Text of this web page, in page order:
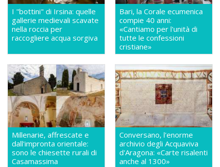
I "bottini" di Irsina: quelle
gallerie medievali scavate
nella roccia per
raccogliere acqua sorgiva
Bari, la Corale ecumenica
compie 40 anni:
«Cantiamo per l'unità di
tutte le confessioni
cristiane»
Millenarie, affrescate e
dall'impronta orientale:
sono le chiesette rurali di
Casamassima
Conversano, l'enorme
archivio degli Acquaviva
d'Aragona: «Carte risalenti
anche al 1300»